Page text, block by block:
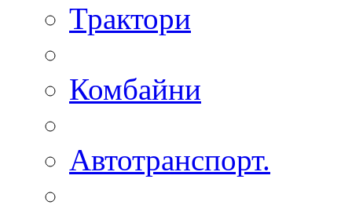
Трактори
Комбайни
Автотранспорт.